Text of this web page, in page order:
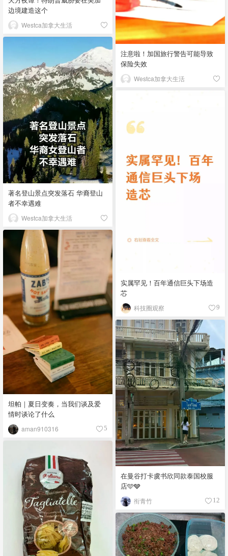
边境建造这个
Westca加拿大生活
注意啦！加国旅行警告可能导致
保险失效
Westca加拿大生活
著名登山景点突发落石 华裔登山
者不幸遇难
Westca加拿大生活
实属罕见！百年通信巨头下场造
芯
科技圈观察 9
坦帕｜夏日变奏，当我们谈及爱
情时谈论了什么
aman910316 5
在曼谷打卡虞书欣同款泰国校服
店🩵🩶
衔青竹 12